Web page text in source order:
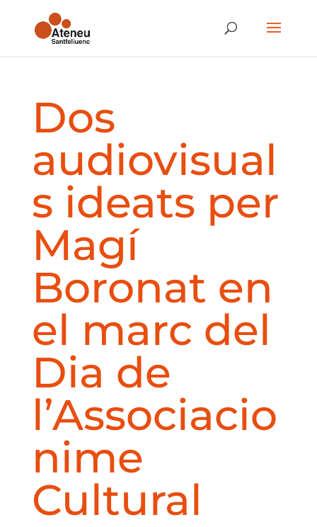
Dos
audiovisual
s ideats per
Magí
Boronat en
el marc del
Dia de
l’Associacio
nime
Cultural